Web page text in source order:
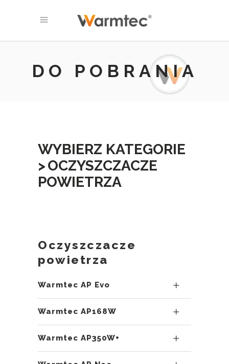
DO POBRANIA
WYBIERZ KATEGORIE
>OCZYSZCZACZE
POWIETRZA
Oczyszczacze
powietrza
Warmtec AP Evo
Warmtec AP168W
Warmtec AP350W+